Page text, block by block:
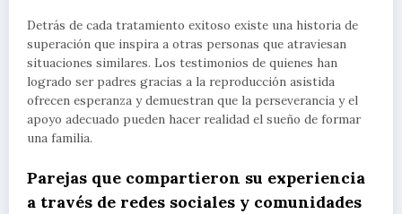
Detrás de cada tratamiento exitoso existe una historia de
superación que inspira a otras personas que atraviesan
situaciones similares. Los testimonios de quienes han
logrado ser padres gracias a la reproducción asistida
ofrecen esperanza y demuestran que la perseverancia y el
apoyo adecuado pueden hacer realidad el sueño de formar
una familia.
Parejas que compartieron su experiencia
a través de redes sociales y comunidades